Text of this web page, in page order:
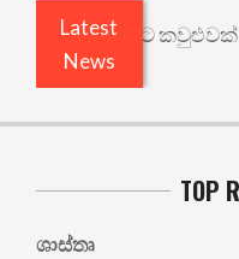
Latest
News
යථාර්ථයකට කවුළුවක්
TOP
ශාස්තෘ